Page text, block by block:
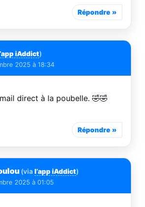
Répondre
iAddict)
2025 à 18:34
direct à la poubelle. 🤣🤣
Répondre
(via l’app iAddict)
2025 à 01:05